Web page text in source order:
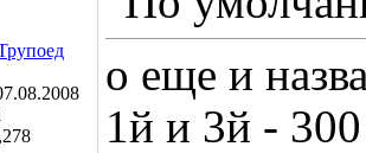
о еще и
1й и 3й - 300